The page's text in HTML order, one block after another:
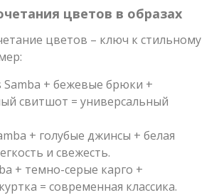
цветов в образах
цветов – ключ к стильному
Samba + бежевые брюки +
свитшот = универсальный
+ голубые джинсы + белая
и свежесть.
+ темно-серые карго +
= современная классика.